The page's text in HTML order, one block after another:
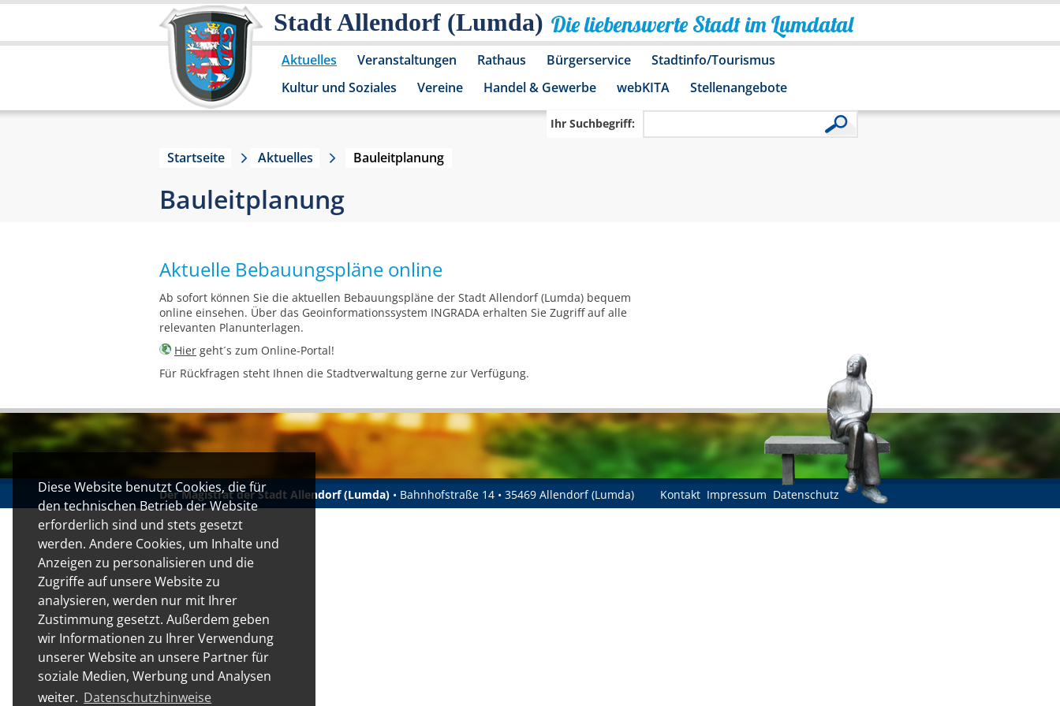
Diese Website benutzt Cookies, die für
den technischen Betrieb der Website
erforderlich sind und stets gesetzt
werden. Andere Cookies, um Inhalte und
Anzeigen zu personalisieren und die
Zugriffe auf unsere Website zu
analysieren, werden nur mit Ihrer
Zustimmung gesetzt. Außerdem geben
wir Informationen zu Ihrer Verwendung
unserer Website an unsere Partner für
soziale Medien, Werbung und Analysen
weiter. Datenschutzhinweise
Stadt Allendorf (Lumda) Die liebenswerte Stadt im Lumdatal
Aktuelles Veranstaltungen Rathaus Bürgerservice
Stadtinfo/Tourismus
Kultur und Soziales
Vereine Handel & Gewerbe webKITA Stellenangebote
Ihr Suchbegriff:
Startseite Aktuelles Bauleitplanung
Bauleitplanung
Aktuelle Bebauungspläne online
Ab sofort können Sie die aktuellen Bebauungspläne der Stadt Allendorf (Lumda) bequem
online einsehen. Über das Geoinformationssystem INGRADA erhalten Sie Zugriff auf alle
relevanten Planunterlagen.
Hier geht´s zum Online-Portal!
Für Rückfragen steht Ihnen die Stadtverwaltung gerne zur Verfügung.
Der Magistrat der Stadt Allendorf (Lumda) • Bahnhofstraße 14 • 35469 Allendorf (Lumda) Kontakt Impressum Datenschutz